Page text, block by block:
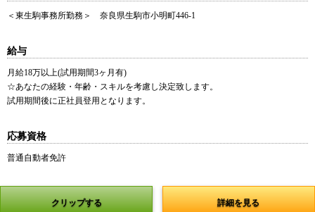
＜東生駒事務所勤務＞ 奈良県生駒市小明町446-1
給与
月給18万以上(試用期間3ヶ月有)
☆あなたの経験・年齢・スキルを考慮し決定致します。
試用期間後に正社員登用となります。
応募資格
普通自動者免許
クリップする 詳細を見る